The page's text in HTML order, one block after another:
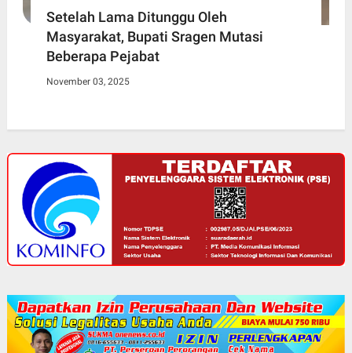
Setelah Lama Ditunggu Oleh
Masyarakat, Bupati Sragen Mutasi
Beberapa Pejabat
November 03, 2025